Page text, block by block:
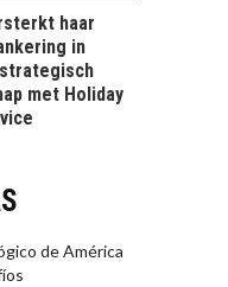
haar
in
met Holiday
de América